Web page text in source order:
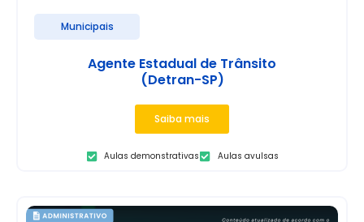
Municipais
Agente Estadual de Trânsito
(Detran-SP)
Saiba mais
Aulas demonstrativas Aulas avulsas